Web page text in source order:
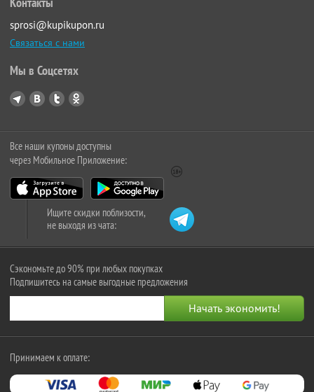
sprosi@kupikupon.ru
Связаться с нами
Мы в Соцсетях
Все наши купоны доступны
через Мобильное Приложение:
Ищите скидки поблизости,
не выходя из чата:
Сэкономьте до 90% при любых покупках
Подпишитесь на самые выгодные предложения
Принимаем к оплате: